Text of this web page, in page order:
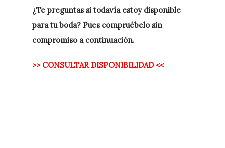
¿Te preguntas si todavía estoy disponible
para tu boda? Pues compruébelo sin
compromiso a continuación.
>> CONSULTAR DISPONIBILIDAD <<